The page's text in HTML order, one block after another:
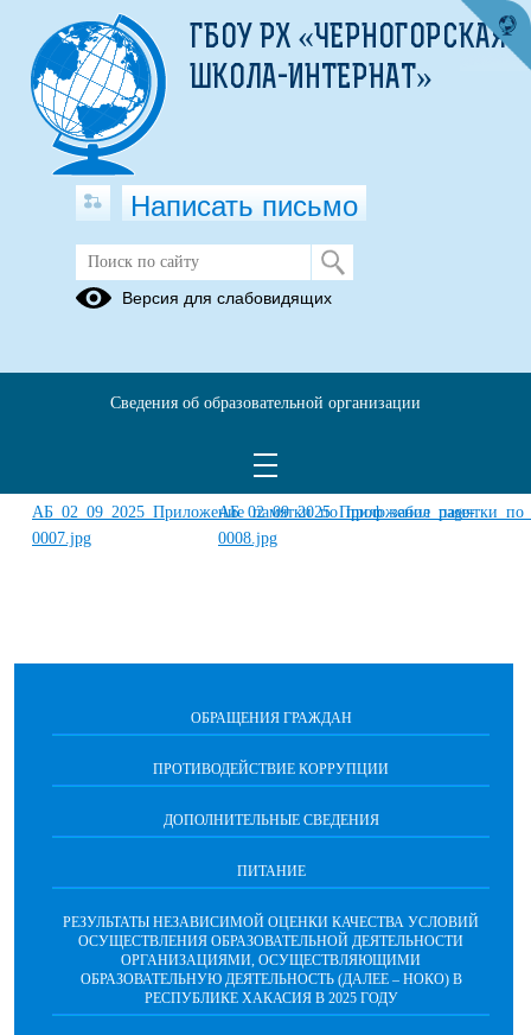
Остановка дыхания и
кровообращения
ОБРАЩЕНИЯ ГРАЖДАН
ПРОТИВОДЕЙСТВИЕ КОРРУПЦИИ
ДОПОЛНИТЕЛЬНЫЕ СВЕДЕНИЯ
ПИТАНИЕ
РЕЗУЛЬТАТЫ НЕЗАВИСИМОЙ ОЦЕНКИ КАЧЕСТВА УСЛОВИЙ
ОСУЩЕСТВЛЕНИЯ ОБРАЗОВАТЕЛЬНОЙ ДЕЯТЕЛЬНОСТИ
ОРГАНИЗАЦИЯМИ, ОСУЩЕСТВЛЯЮЩИМИ
ОБРАЗОВАТЕЛЬНУЮ ДЕЯТЕЛЬНОСТЬ (ДАЛЕЕ – НОКО) В
РЕСПУБЛИКЕ ХАКАСИЯ В 2025 ГОДУ
ГБОУ РХ «ЧЕРНОГОРСКАЯ
ШКОЛА-ИНТЕРНАТ»
Написать письмо
Версия для слабовидящих
Сведения об образовательной организации